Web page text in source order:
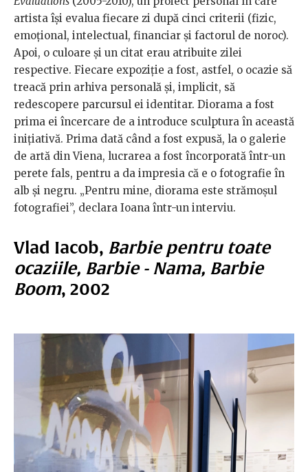
artista își evalua fiecare zi după cinci criterii (fizic,
emoțional, intelectual, financiar și factorul de noroc).
Apoi, o culoare și un citat erau atribuite zilei
respective. Fiecare expoziție a fost, astfel, o ocazie să
treacă prin arhiva personală și, implicit, să
redescopere parcursul ei identitar. Diorama a fost
prima ei încercare de a introduce sculptura în această
inițiativă. Prima dată când a fost expusă, la o galerie
de artă din Viena, lucrarea a fost încorporată într-un
perete fals, pentru a da impresia că e o fotografie în
alb și negru. „Pentru mine, diorama este strămoșul
fotografiei”, declara Ioana într-un interviu.
Vlad Iacob, Barbie pentru toate
ocaziile, Barbie - Nama, Barbie
Boom, 2002